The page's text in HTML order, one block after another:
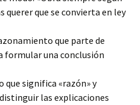
querer que se convierta en ley
que parte de
formular una conclusión
que significa «razón» y
las explicaciones